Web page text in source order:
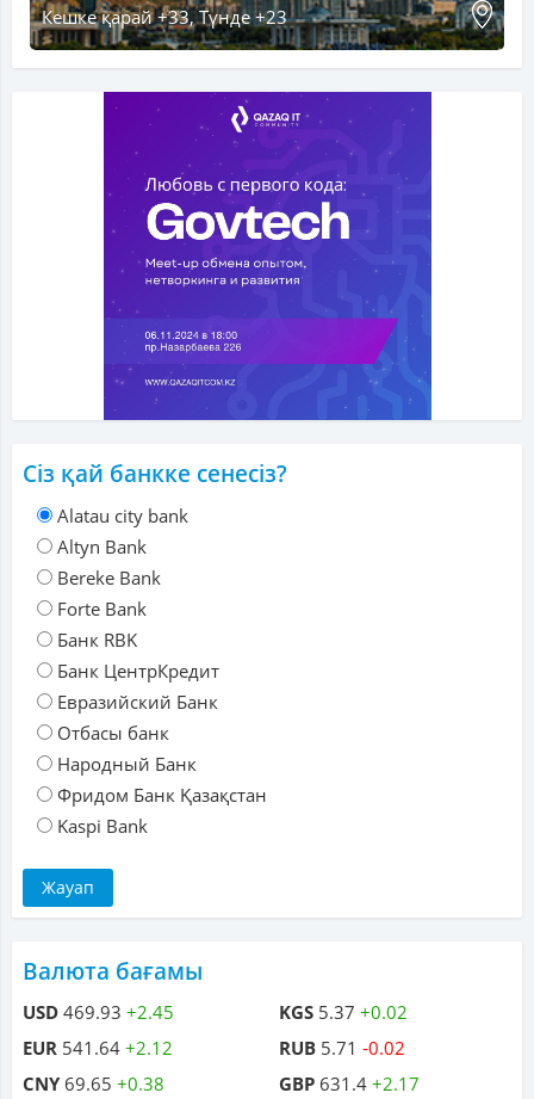
Кешке қарай +33, Түнде +23
Сіз қай банкке сенесіз?
Alatau city bank
Altyn Bank
Bereke Bank
Forte Bank
Банк RBK
Банк ЦентрКредит
Евразийский Банк
Отбасы банк
Народный Банк
Фридом Банк Қазақстан
Kaspi Bank
Валюта бағамы
USD 469.93 +2.45
EUR 541.64 +2.12
CNY69.65 +0.38
KGS 5.37 +0.02
RUB 5.71 -0.02
GBP 631.4 +2.17